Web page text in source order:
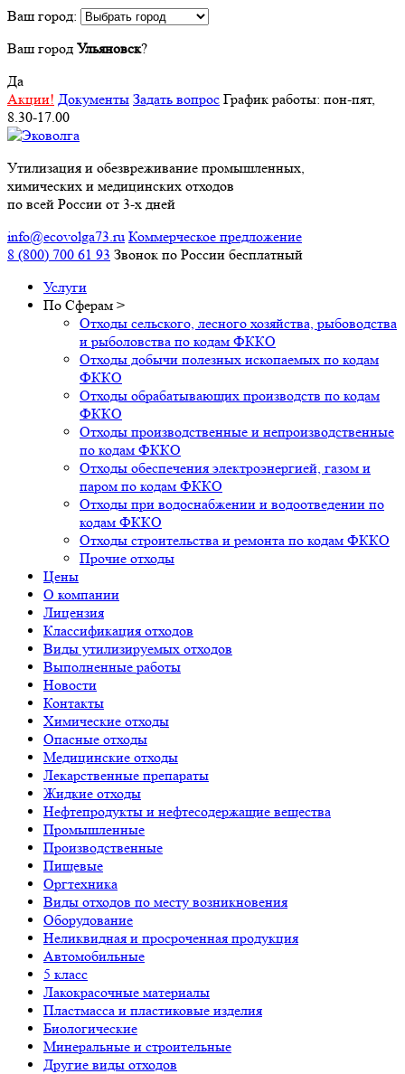
Ваш город:
Ваш город Ульяновск?
Да
Акции! Документы Задать вопрос График работы: пон-пят,
8.30-17.00
Утилизация и обезвреживание промышленных,
химических и медицинских отходов
по всей России от 3-х дней
info@ecovolga73.ru Коммерческое предложение
8 (800) 700 61 93 Звонок по России бесплатный
Услуги
По Сферам >
Отходы сельского, лесного хозяйства, рыбоводства
и рыболовства по кодам ФККО
Отходы добычи полезных ископаемых по кодам
ФККО
Отходы обрабатывающих производств по кодам
ФККО
Отходы производственные и непроизводственные
по кодам ФККО
Отходы обеспечения электроэнергией, газом и
паром по кодам ФККО
Отходы при водоснабжении и водоотведении по
кодам ФККО
Отходы строительства и ремонта по кодам ФККО
Прочие отходы
Цены
О компании
Лицензия
Классификация отходов
Виды утилизируемых отходов
Выполненные работы
Новости
Контакты
Химические отходы
Опасные отходы
Медицинские отходы
Лекарственные препараты
Жидкие отходы
Нефтепродукты и нефтесодержащие вещества
Промышленные
Производственные
Пищевые
Оргтехника
Виды отходов по месту возникновения
Оборудование
Неликвидная и просроченная продукция
Автомобильные
5 класс
Лакокрасочные материалы
Пластмасса и пластиковые изделия
Биологические
Минеральные и строительные
Другие виды отходов